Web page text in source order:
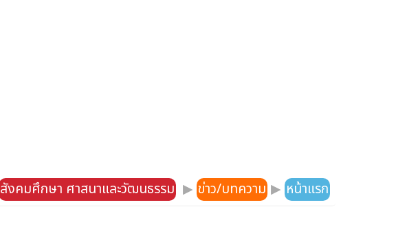
สังคมศึกษา ศาสนาและวัฒนธรรม ▶ ข่าว/บทความ ▶ หน้าแรก